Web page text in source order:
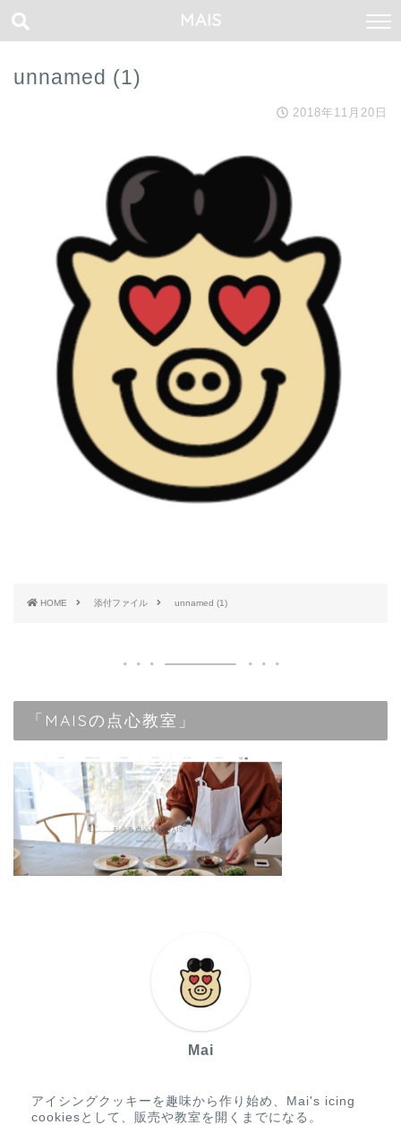
MAIS
unnamed (1)
2018年11月20日
HOME 添付ファイル unnamed (1)
「MAISの点心教室」
Mai
アイシングクッキーを趣味から作り始め、Mai's icing
cookiesとして、販売や教室を開くまでになる。